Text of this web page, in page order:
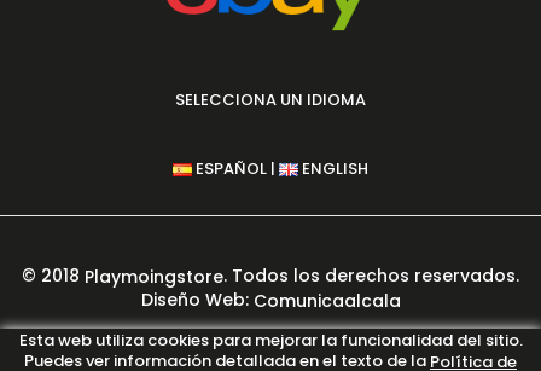
SELECCIONA UN IDIOMA
ESPAÑOL | ENGLISH
Esta web utiliza cookies para mejorar la funcionalidad del sitio.
Puedes ver información detallada en el texto de la Política de
© 2018 Playmoingstore. Todos los derechos reservados.
Diseño Web: Comunicaalcala
PAGO 100% SEGURO GARANTIZADO